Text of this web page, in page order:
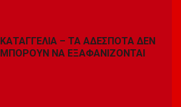
ΚΑΤΑΓΓΕΛΙΑ – ΤΑ ΑΔΕΣΠΟΤΑ ΔΕΝ
ΜΠΟΡΟΥΝ ΝΑ ΕΞΑΦΑΝΙΖΟΝΤΑΙ